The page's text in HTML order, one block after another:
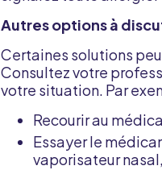
Autres options à
Certaines solutions
Consultez votre
votre situation. Par
Recourir au
Essayer le
vaporisateur